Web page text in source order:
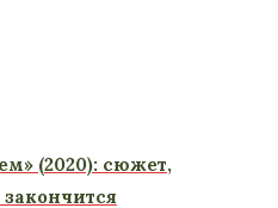
(2020): сюжет,